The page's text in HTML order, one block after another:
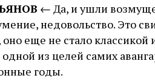
← Да, и ушли
недовольство. Это
оно еще не стало
из целей самих
годы.